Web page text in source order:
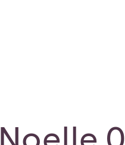
Noelle